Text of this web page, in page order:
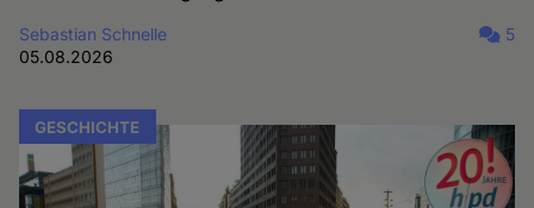
Sebastian Schnelle
05.08.2026
5
GESCHICHTE